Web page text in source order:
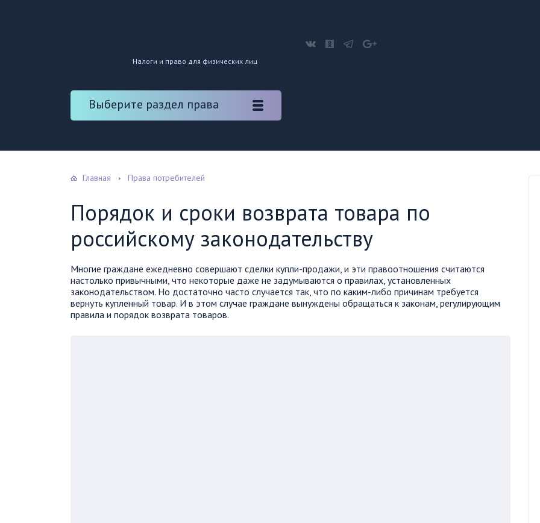
Налоги и право для физических лиц
Выберите раздел права
Главная Права потребителей
Порядок и сроки возврата товара по
российскому законодательству
Многие граждане ежедневно совершают сделки купли-продажи, и эти правоотношения считаются
настолько привычными, что некоторые даже не задумываются о правилах, установленных
законодательством. Но достаточно часто случается так, что по каким-либо причинам требуется
вернуть купленный товар. И в этом случае граждане вынуждены обращаться к законам, регулирующим
правила и порядок возврата товаров.